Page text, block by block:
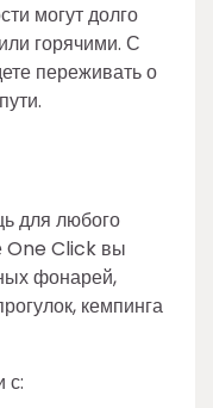
могут долго
горячими. С
переживать о
для любого
One Click вы
фонарей,
кемпинга
с: